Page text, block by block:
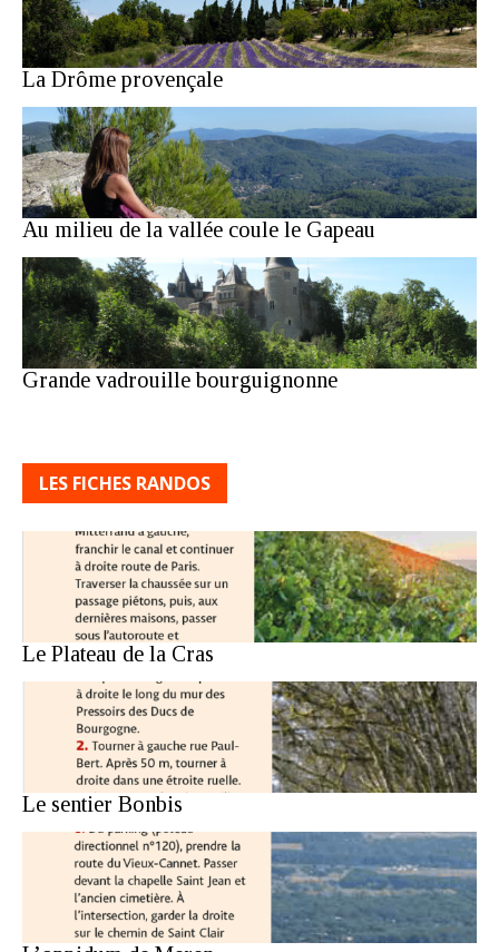
La Drôme provençale
Au milieu de la vallée coule le Gapeau
Grande vadrouille bourguignonne
LES FICHES RANDOS
Le Plateau de la Cras
Le sentier Bonbis